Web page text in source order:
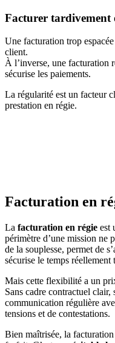
Facturer tardivement
Une facturation trop
client.
À l’inverse, une facturation
sécurise les paiements.
La régularité est un facteur
prestation en régie.
Facturation en
La facturation en régie est
périmètre d’une mission ne
de la souplesse, permet de
sécurise le temps réellement
Mais cette flexibilité a un
Sans cadre contractuel clair,
communication régulière
tensions et de contestations.
Bien maîtrisée, la